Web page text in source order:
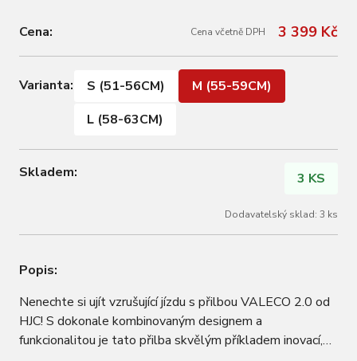
Cena: Cena včetně DPH 3 399 Kč
Varianta: S (51-56CM)
M (55-59CM)
L (58-63CM)
Skladem: 3 KS
Dodavatelský sklad: 3 ks
Popis:
Nenechte si ujít vzrušující jízdu s přilbou VALECO 2.0 od
HJC! S dokonale kombinovaným designem a
funkcionalitou je tato přilba skvělým příkladem inovací,